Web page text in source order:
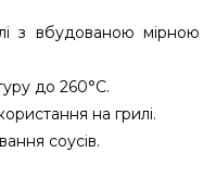
з вбудованою мірною
до 260°C.
на грилі.
соусів.